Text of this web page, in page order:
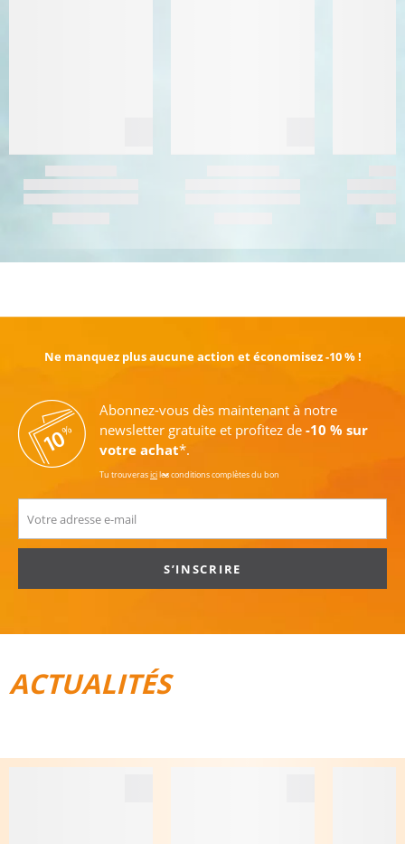
Ne manquez plus aucune action et économisez -10 % !
Abonnez-vous dès maintenant à notre
newsletter gratuite et profitez de -10 % sur
votre achat*.
Tu trouverasiciles conditions complètes du bon
S’INSCRIRE
ACTUALITÉS